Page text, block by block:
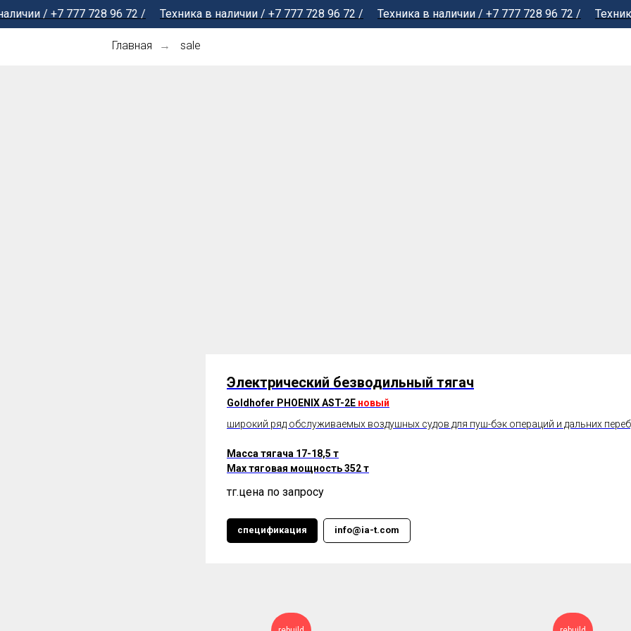
/ +7 777 728 96 72 / Техника в наличии / +7 777 728 96 72 / Техника в наличии / +7 777 728 96 72 / Техника в
Главная → sale
Электрический безводильный тягач
Goldhofer PHOENIX AST-2E новый
широкий ряд обслуживаемых воздушных судов для пуш-бэк операций и дальних
Масса тягача 17-18,5 т
Max тяговая мощность 352 т
тңг.цена по запросу
спецификация info@ia-t.com